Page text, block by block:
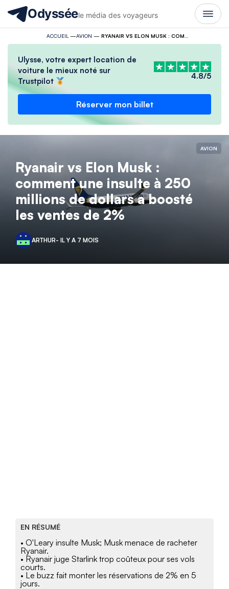
Odysséele média des voyageurs
ACCUEIL —AVION —
Ulysse, votre expert location de
voiture le mieux noté sur
Trustpilot
4.8/5
Réserver mon billet
AVION
Ryanair vs Elon Musk :
comment une insulte à 250
millions de dollars a boosté
les ventes de 2%
ARTHUR- IL Y A 7 MOIS
EN RÉSUMÉ
• O'Leary insulte Musk; Musk menace de racheter
Ryanair.
• Ryanair juge Starlink trop coûteux pour ses vols
courts.
• Le buzz fait monter les réservations de 2% en 5
jours.